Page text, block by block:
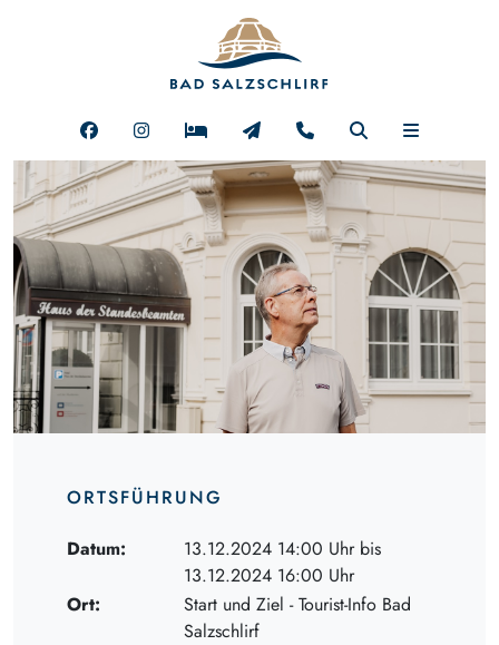
ORTSFÜHRUNG
Datum:
13.12.2024 14:00 Uhr bis
13.12.2024 16:00 Uhr
Ort:
Start und Ziel - Tourist-Info Bad
Salzschlirf